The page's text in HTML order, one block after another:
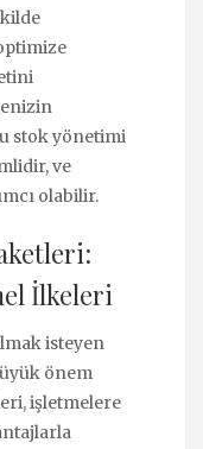
stok yönetimi
ve
olabilir.
İlkeleri
isteyen
önem
işletmelere